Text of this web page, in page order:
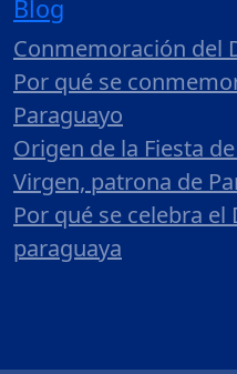
Blog
Conmemoración del
Por qué se
Paraguayo
Origen de la Fiesta
Virgen, patrona de
Por qué se celebra el
paraguaya